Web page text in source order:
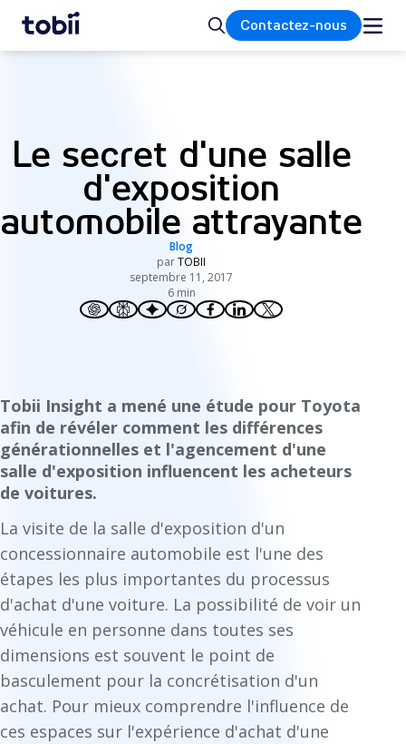
Accueil Rechercher
Contactez-nous
Le secret d'une salle
d'exposition
automobile attrayante
Blog
parTOBII
septembre 11, 2017
6 min
Tobii Insight a mené une étude pour Toyota
afin de révéler comment les différences
générationnelles et l'agencement d'une
salle d'exposition influencent les acheteurs
de voitures.
La visite de la salle d'exposition d'un
concessionnaire automobile est l'une des
étapes les plus importantes du processus
d'achat d'une voiture. La possibilité de voir un
véhicule en personne dans toutes ses
dimensions est souvent le point de
basculement pour la concrétisation d'un
achat. Pour mieux comprendre l'influence de
ces espaces sur l'expérience d'achat d'une